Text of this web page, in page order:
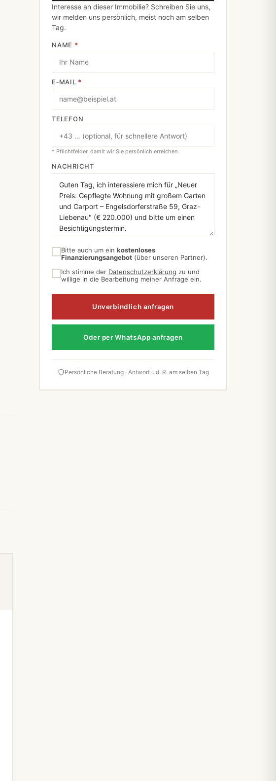
Interesse an dieser Immobilie? Schreiben Sie uns,
wir melden uns persönlich, meist noch am selben
Tag.
NAME *
E‑MAIL *
TELEFON
* Pflichtfelder, damit wir Sie persönlich erreichen.
NACHRICHT
Bitte auch um ein kostenloses
Finanzierungsangebot (über unseren Partner).
Ich stimme der Datenschutzerklärung zu und
willige in die Bearbeitung meiner Anfrage ein.
Unverbindlich anfragen
Oder per WhatsApp anfragen
Persönliche Beratung · Antwort i. d. R. am selben Tag